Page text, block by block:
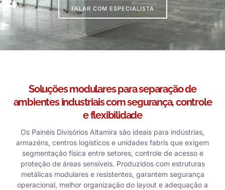
FALAR COM ESPECIALISTA
Soluções modulares para separação de
ambientes industriais com segurança, controle
e flexibilidade
Os Painéis Divisórios Altamira são ideais para indústrias,
armazéns, centros logísticos e unidades fabris que exigem
segmentação física entre setores, controle de acesso e
proteção de áreas sensíveis. Produzidos com estruturas
metálicas modulares e resistentes, garantem segurança
operacional, melhor organização do layout e adequação a